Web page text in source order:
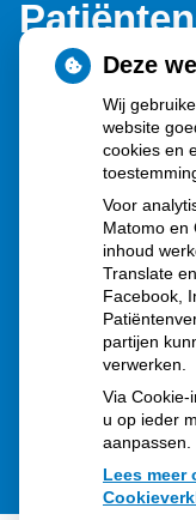
Deze
Wij
website
cookies en
Voor
Matomo en
inhoud
Translate
Facebook,
partijen
verwerken.
Via Cookie-
u op ieder
aanpassen.
Lees meer